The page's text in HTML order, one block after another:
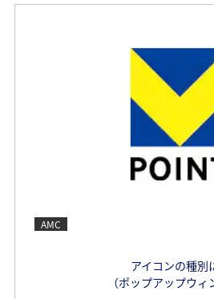
AMC
アイコンの種別
（ポップアップウィ